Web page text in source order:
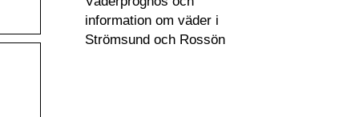
information om väder i
Strömsund och Rossön